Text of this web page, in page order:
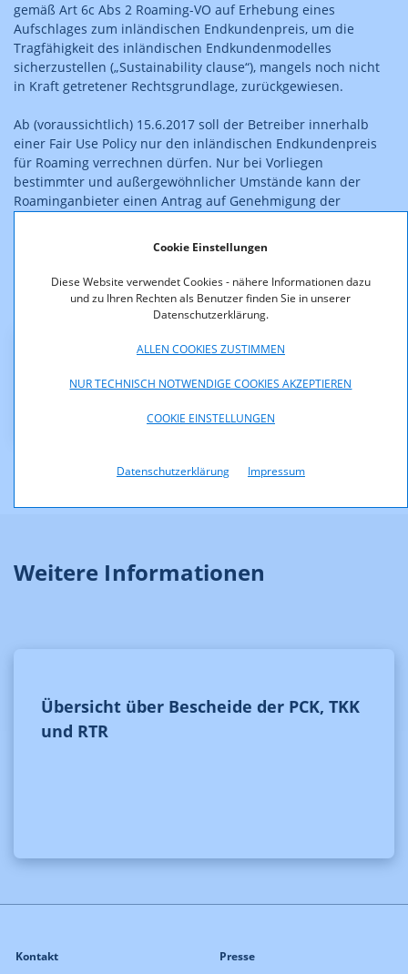
Cookie Einstellungen
Diese Website verwendet Cookies - nähere Informationen dazu
und zu Ihren Rechten als Benutzer finden Sie in unserer
Datenschutzerklärung.
ALLEN COOKIES ZUSTIMMEN
NUR TECHNISCH NOTWENDIGE COOKIES AKZEPTIEREN
COOKIE EINSTELLUNGEN
Datenschutzerklärung Impressum
gemäß Art 6c Abs 2 Roaming-VO auf Erhebung eines
Aufschlages zum inländischen Endkundenpreis, um die
Tragfähigkeit des inländischen Endkundenmodelles
sicherzustellen („Sustainability clause“), mangels noch nicht
in Kraft getretener Rechtsgrundlage, zurückgewiesen.
Ab (voraussichtlich) 15.6.2017 soll der Betreiber innerhalb
einer Fair Use Policy nur den inländischen Endkundenpreis
für Roaming verrechnen dürfen. Nur bei Vorliegen
bestimmter und außergewöhnlicher Umstände kann der
Roaminganbieter einen Antrag auf Genehmigung der
stellen (Art 6c Roaming-VO).
Da Art 6c Roaming-VO erst mit frühestens 15.6.2017 –
zeitgleich mit den Regelungen zur Fair Use Policy – in Kraft
tritt, war dieser Antrag zurückzuweisen.
Weitere Informationen
Übersicht über Bescheide der PCK, TKK
und RTR
Kontakt Presse